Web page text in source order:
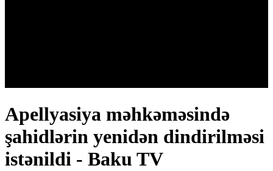
Apellyasiya məhkəməsində
şahidlərin yenidən dindirilməsi
istənildi - Baku TV